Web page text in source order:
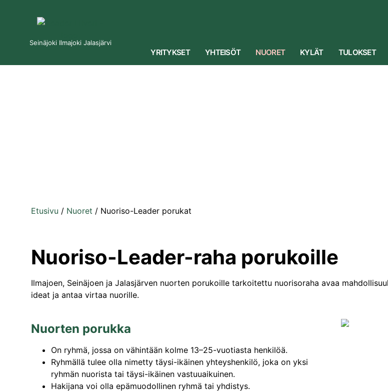
Seinäjoki Ilmajoki Jalasjärvi
YRITYKSET YHTEISÖT NUORET KYLÄT TULOKSET
Etusivu / Nuoret / Nuoriso-Leader porukat
Nuoriso-Leader-raha porukoille
Ilmajoen, Seinäjoen ja Jalasjärven nuorten porukoille tarkoitettu nuorisoraha avaa
ideat ja antaa virtaa nuorille.
Nuorten porukka
On ryhmä, jossa on vähintään kolme 13–25-vuotiasta henkilöä.
Ryhmällä tulee olla nimetty täysi-ikäinen yhteyshenkilö, joka on yksi
ryhmän nuorista tai täysi-ikäinen vastuuaikuinen.
Hakijana voi olla epämuodollinen ryhmä tai yhdistys.